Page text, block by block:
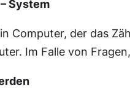
System
Computer, der das
Im Falle von